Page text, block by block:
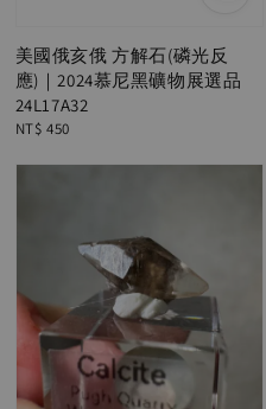
美國俄亥俄 方解石(磷光反
應)｜2024慕尼黑礦物展選品
24L17A32
Regular
NT$ 450